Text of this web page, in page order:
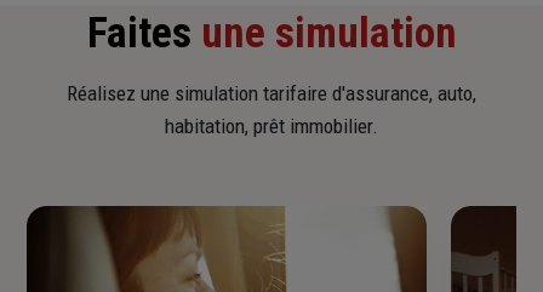
Faites une simulation
Réalisez une simulation tarifaire d'assurance, auto,
habitation, prêt immobilier.